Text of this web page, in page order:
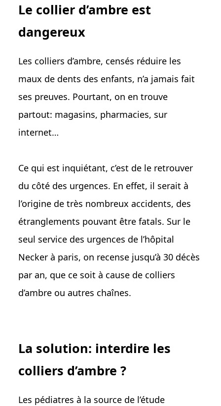
Le collier d’ambre est
dangereux
Les colliers d’ambre, censés réduire les
maux de dents des enfants, n’a jamais fait
ses preuves. Pourtant, on en trouve
partout: magasins, pharmacies, sur
internet…
Ce qui est inquiétant, c’est de le retrouver
du côté des urgences. En effet, il serait à
l’origine de très nombreux accidents, des
étranglements pouvant être fatals. Sur le
seul service des urgences de l’hôpital
Necker à paris, on recense jusqu’à 30 décès
par an, que ce soit à cause de colliers
d’ambre ou autres chaînes.
La solution: interdire les
colliers d’ambre ?
Les pédiatres à la source de l’étude